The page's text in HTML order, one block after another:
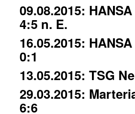
09.08.2015:
4:5 n. E.
16.05.2015:
0:1
13.05.2015: TSG
29.03.2015:
6:6